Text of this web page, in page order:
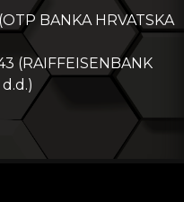
BANKA HRVATSKA
(RAIFFEISENBANK